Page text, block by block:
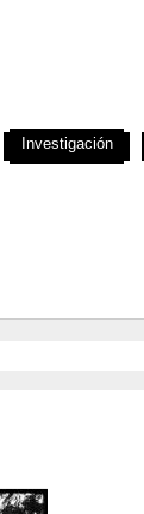
Investigación